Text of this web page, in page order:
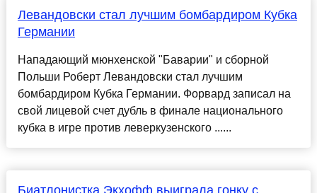
Левандовски стал лучшим бомбардиром Кубка
Германии
Нападающий мюнхенской "Баварии" и сборной
Польши Роберт Левандовски стал лучшим
бомбардиром Кубка Германии. Форвард записал на
свой лицевой счет дубль в финале национального
кубка в игре против леверкузенского ......